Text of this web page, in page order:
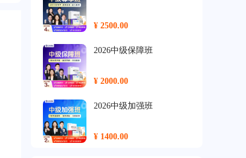
注册安全工程师煤矿
¥ 2500.00
2026中级保障班
¥ 2000.00
2026中级加强班
¥ 1400.00